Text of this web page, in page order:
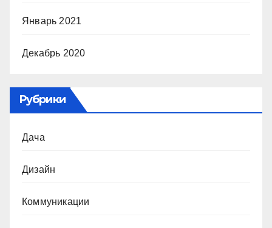
Январь 2021
Декабрь 2020
Рубрики
Дача
Дизайн
Коммуникации